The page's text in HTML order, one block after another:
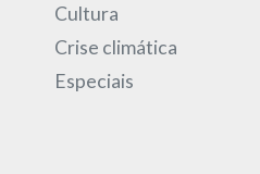
Cultura
Crise climática
Especiais